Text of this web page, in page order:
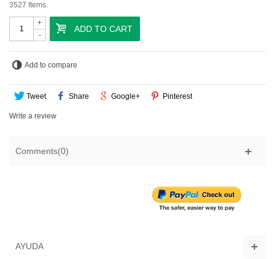
3527 Items
-
+
ADD TO CART
Add to compare
Tweet Share Google+ Pinterest
Write a review
Comments(0)
AYUDA